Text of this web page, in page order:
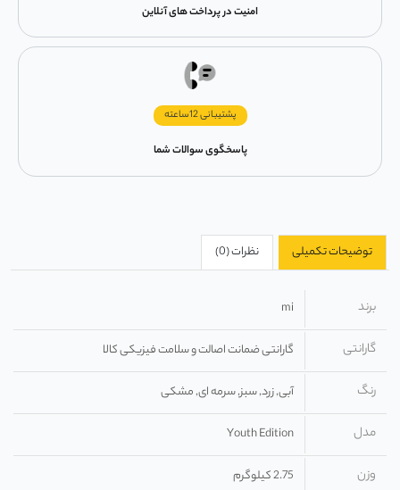
امنیت در پرداخت های آنلاین
پشتیبانی 12ساعته
پاسخگوی سوالات شما
توضیحات تکمیلی نظرات (0)
برند mi
گارانتی گارانتی ضمانت اصالت و سلامت فیزیکی کالا
رنگ آبی, زرد, سبز, سرمه ای, مشکی
مدل Youth Edition
وزن 2.75 کیلوگرم